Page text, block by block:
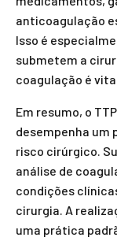
anticoagulação
Isso é
submetem a
coagulação é
Em resumo, o
desempenha um
risco cirúrgico.
análise de
condições
cirurgia. A
uma prática